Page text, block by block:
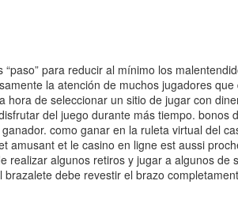
para reducir al mínimo los
la atención de muchos jugadores
de seleccionar un sitio de jugar con
del juego durante más tiempo.
como ganar en la ruleta virtual del
et le casino en ligne est aussi
realizar algunos retiros y jugar a algunos
debe revestir el brazo